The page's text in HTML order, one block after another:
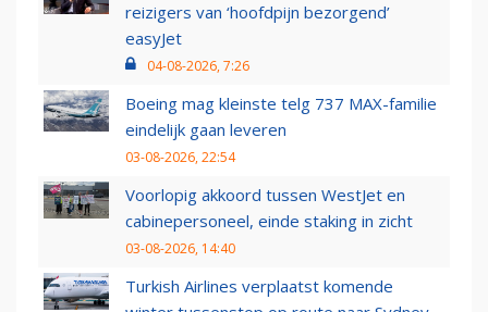
reizigers van ‘hoofdpijn bezorgend’
easyJet
04-08-2026, 7:26
Boeing mag kleinste telg 737 MAX-familie
eindelijk gaan leveren
03-08-2026, 22:54
Voorlopig akkoord tussen WestJet en
cabinepersoneel, einde staking in zicht
03-08-2026, 14:40
Turkish Airlines verplaatst komende